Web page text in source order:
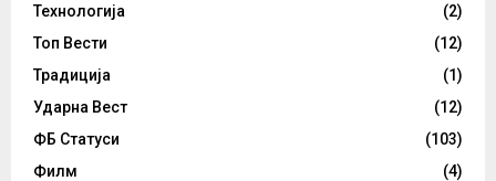
Технологија
(2)
Топ Вести
(12)
Традиција
(1)
Ударна Вест
(12)
ФБ Статуси
(103)
Филм
(4)